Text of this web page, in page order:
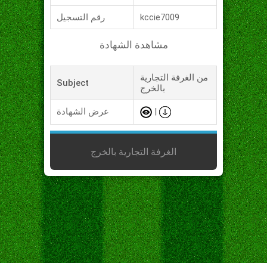
رقم التسجيل kccie7009
مشاهدة الشهادة
Subject
من الغرفة التجارية
بالخرج
عرض الشهادة
الغرفة التجارية بالخرج